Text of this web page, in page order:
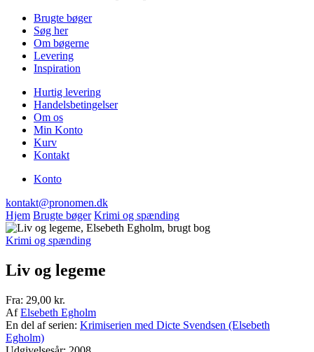
Brugte bøger
Søg her
Om bøgerne
Levering
Inspiration
Hurtig levering
Handelsbetingelser
Om os
Min Konto
Kurv
Kontakt
Konto
kontakt@pronomen.dk
Hjem Brugte bøger Krimi og spænding
Krimi og spænding
Liv og legeme
Fra: 29,00 kr.
AfElsebeth Egholm
En del af serien: Krimiserien med Dicte Svendsen (Elsebeth
Egholm)